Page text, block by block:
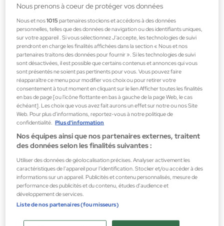
Filvit
Filvit Coffret Répulsifs anti-poux et anti-nitouches sans insecticide
Cheveux Antiparasitaires
20,64 €
Nous prenons à coeur de protéger vos données
Nous et nos1015 partenaires stockons et accédons à des données
personnelles, telles que des données de navigation ou des identifiants uniques,
sur votre appareil . Si vous sélectionnez J'accepte, les technologies de suivi
prendront en charge les finalités affichées dans la section « Nous et nos
partenaires traitons des données pour fournir ». Si les technologies de suivi
sont désactivées, il est possible que certains contenus et annonces qui vous
sont présentés ne soient pas pertinents pour vous. Vous pouvez faire
réapparaître ce menu pour modifier vos choix ou pour retirer votre
consentement à tout moment en cliquant sur le lien Afficher toutes les finalités
en bas de page [ou l'icône flottante en bas à gauche de la page Web, le cas
échéant]. Les choix que vous avez fait aurons un effet sur notre ou nos Site
Web. Pour plus d’informations, reportez-vous à notre politique de
confidentialité. Plus d'information
Nos équipes ainsi que nos partenaires externes, traitent
des données selon les finalités suivantes :
Utiliser des données de géolocalisation précises. Analyser activement les
caractéristiques de l’appareil pour l’identification. Stocker et/ou accéder à des
informations sur un appareil. Publicités et contenu personnalisés, mesure de
performance des publicités et du contenu, études d’audience et
développement de services.
Liste de nos partenaires (fournisseurs)